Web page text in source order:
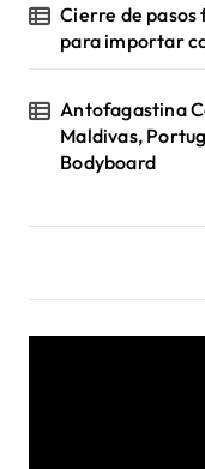
Cierre de
para importar
Antofagastina
Maldivas,
Bodyboard